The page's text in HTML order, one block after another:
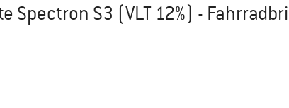
Spectron S3 (VLT 12%) -